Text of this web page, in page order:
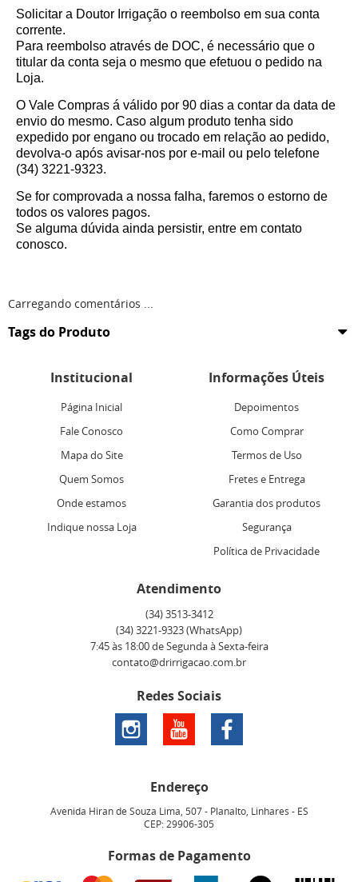
Solicitar a Doutor Irrigação o reembolso em sua conta
corrente.
Para reembolso através de DOC, é necessário que o
titular da conta seja o mesmo que efetuou o pedido na
Loja.
O Vale Compras á válido por 90 dias a contar da data de
envio do mesmo. Caso algum produto tenha sido
expedido por engano ou trocado em relação ao pedido,
devolva-o após avisar-nos por e-mail ou pelo telefone
(34) 3221-9323.
Se for comprovada a nossa falha, faremos o estorno de
todos os valores pagos.
Se alguma dúvida ainda persistir, entre em contato
conosco.
Carregando comentários ...
Tags do Produto
Institucional
Página Inicial
Fale Conosco
Mapa do Site
Quem Somos
Onde estamos
Indique nossa Loja
Informações Úteis
Depoimentos
Como Comprar
Termos de Uso
Fretes e Entrega
Garantia dos produtos
Segurança
Política de Privacidade
Atendimento
(34)3513-3412
(34)3221-9323(WhatsApp)
7:45 às 18:00 de Segunda à Sexta-feira
contato@drirrigacao.com.br
Redes Sociais
Endereço
Avenida Hiran de Souza Lima, 507- Planalto, Linhares - ES
CEP: 29906-305
Formas de Pagamento